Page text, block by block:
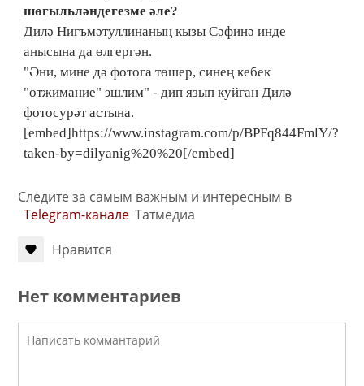
шөгыльләндегезме әле?
Дилә Нигъмәтуллинаның кызы Сәфинә инде
анысына да өлгергән.
"Әни, мине дә фотога төшер, синең кебек
"отжимание" эшлим" - дип язып куйган Дилә
фотосурәт астына.
[embed]https://www.instagram.com/p/BPFq844FmlY/?
taken-by=dilyanig%20%20[/embed]
Следите за самым важным и интересным в
Telegram-канале Татмедиа
Нравится
Нет комментариев